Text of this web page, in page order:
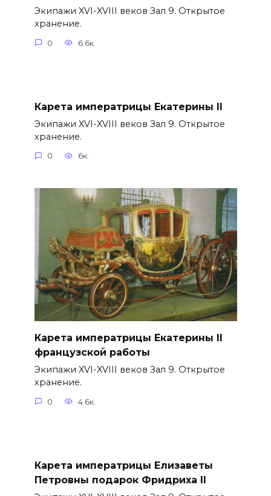
Экипажи XVI-XVIII веков Зал 9. Открытое
хранение.
0 6.6к.
Карета императрицы Екатерины II
Экипажи XVI-XVIII веков Зал 9. Открытое
хранение.
0 6к.
Карета императрицы Екатерины II
французской работы
Экипажи XVI-XVIII веков Зал 9. Открытое
хранение.
0 4.6к.
Карета императрицы Елизаветы
Петровны подарок Фридриха II